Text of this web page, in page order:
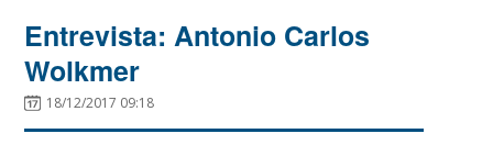
Entrevista: Antonio Carlos
Wolkmer
18/12/2017 09:18